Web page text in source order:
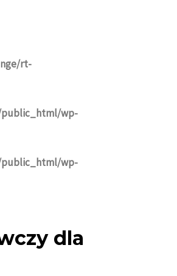
rt-
public_html/wp-
public_html/wp-
dla